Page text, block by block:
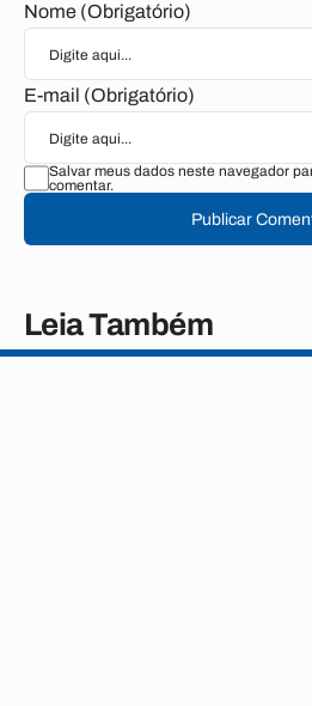
Nome (Obrigatório)
E-mail (Obrigatório)
Salvar meus dados neste navegador
comentar.
Publicar
Leia Também